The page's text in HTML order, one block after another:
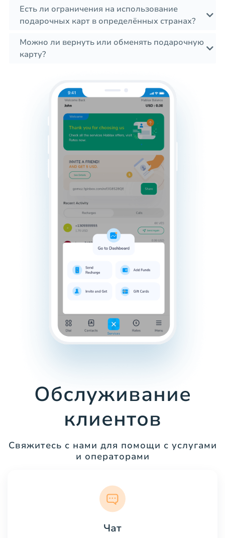
Есть ли ограничения на использование
подарочных карт в определённых странах?
Можно ли вернуть или обменять подарочную
карту?
Обслуживание
клиентов
Свяжитесь с нами для помощи с услугами
и операторами
Чат